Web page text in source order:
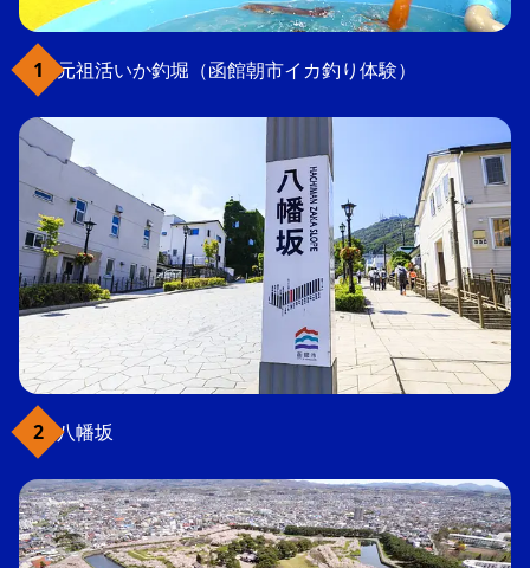
元祖活いか釣堀（函館朝市イカ釣り体験）
八幡坂